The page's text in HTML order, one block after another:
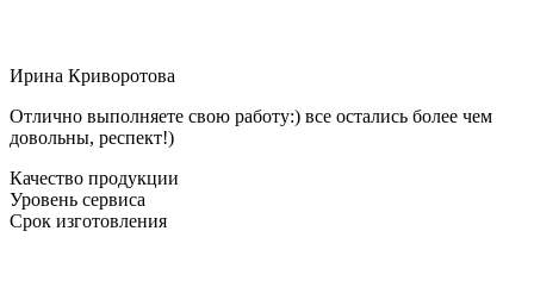
Ирина Криворотова
Отлично выполняете свою работу:) все остались более чем
довольны, респект!)
Качество продукции
Уровень сервиса
Срок изготовления